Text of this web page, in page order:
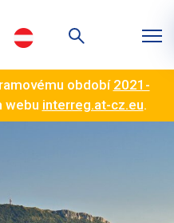
období2021-
webu interreg.at-cz.eu.